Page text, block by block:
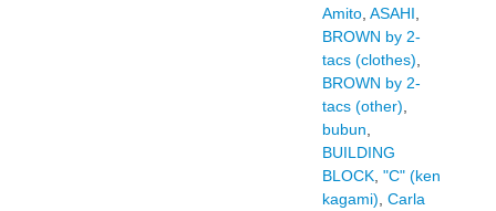
Amito, ASAHI
BROWN by 2-
tacs (clothes)
BROWN by 2-
tacs (other)
bubun
BUILDING
BLOCK, "C" (ken
kagami) Carla